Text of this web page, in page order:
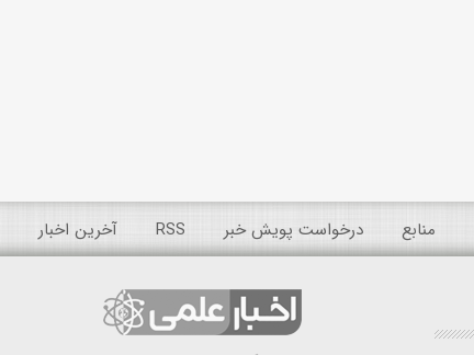
منابع درخواست پویش خبر RSS آخرین اخبار